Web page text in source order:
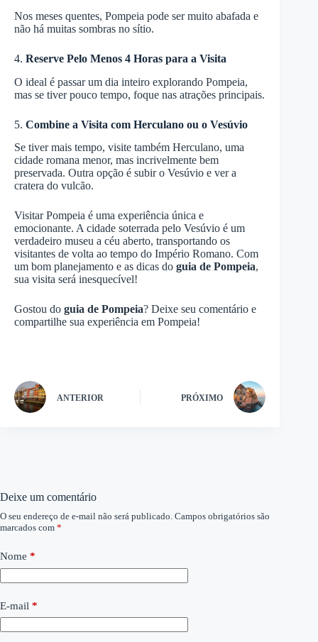
Nos meses quentes, Pompeia pode ser muito abafada e
não há muitas sombras no sítio.
4. Reserve Pelo Menos 4 Horas para a Visita
O ideal é passar um dia inteiro explorando Pompeia,
mas se tiver pouco tempo, foque nas atrações principais.
5. Combine a Visita com Herculano ou o Vesúvio
Se tiver mais tempo, visite também Herculano, uma
cidade romana menor, mas incrivelmente bem
preservada. Outra opção é subir o Vesúvio e ver a
cratera do vulcão.
Visitar Pompeia é uma experiência única e
emocionante. A cidade soterrada pelo Vesúvio é um
verdadeiro museu a céu aberto, transportando os
visitantes de volta ao tempo do Império Romano. Com
um bom planejamento e as dicas do guia de Pompeia,
sua visita será inesquecível!
Gostou do guia de Pompeia? Deixe seu comentário e
compartilhe sua experiência em Pompeia!
ANTERIOR PRÓXIMO
Deixe um comentário
O seu endereço de e-mail não será publicado. Campos obrigatórios são
marcados com *
Nome *
E-mail *